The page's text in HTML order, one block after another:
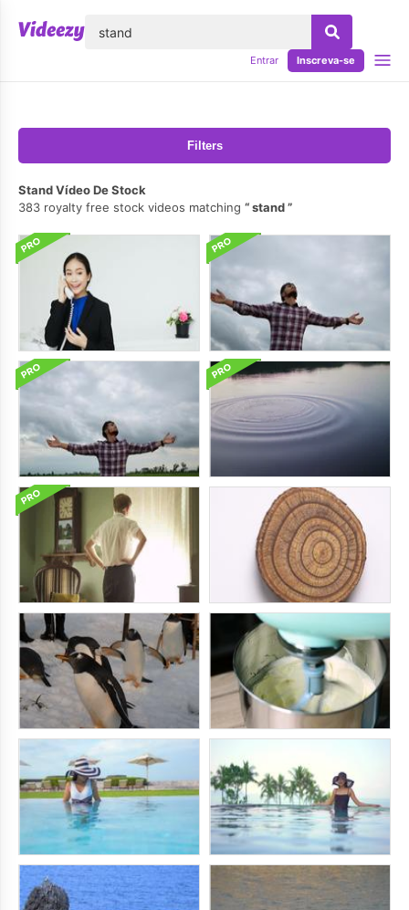
Entrar Inscreva-se
Filters
Stand Vídeo De Stock
383 royalty free stock videos matching
stand